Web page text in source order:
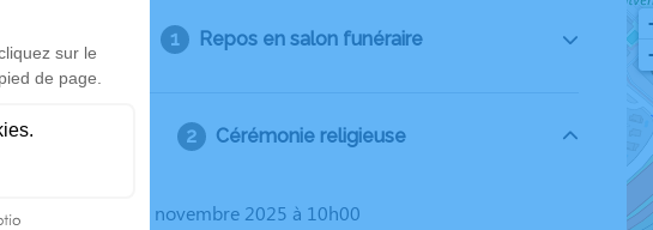
Repos en salon funéraire
Cérémonie religieuse
Le jeudi 20 novembre 2025 à 10h00